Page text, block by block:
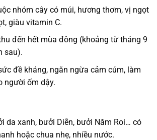
nhóm cây có múi, hương thơm, vị ngọt
giàu vitamin C.
đến hết mùa đông (khoảng từ tháng 9
sau).
đề kháng, ngăn ngừa cảm cúm, làm
người ốm dậy.
da xanh, bưởi Diễn, bưởi Năm Roi… có
hoặc chua nhẹ, nhiều nước.